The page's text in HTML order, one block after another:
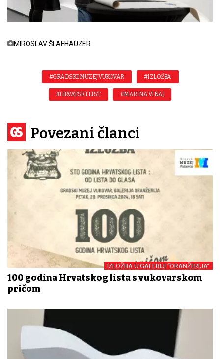
MIROSLAV ŠLAFHAUZER
#GRADSKI MUZEJ VUKOVAR #IZLOŽBA
#HRVATSKI LIST #MARINA VINAJ
Povezani članci
IZLOŽBA U GALERIJI “ORANŽERIJA”
100 godina Hrvatskog lista s vukovarskom
pričom